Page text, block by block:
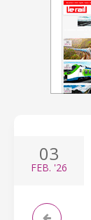
03
FEB. '26